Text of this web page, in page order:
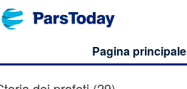
Pagina principale